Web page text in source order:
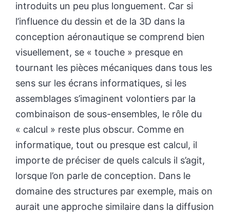
introduits un peu plus longuement. Car si
l’influence du dessin et de la 3D dans la
conception aéronautique se comprend bien
visuellement, se « touche » presque en
tournant les pièces mécaniques dans tous les
sens sur les écrans informatiques, si les
assemblages s’imaginent volontiers par la
combinaison de sous-ensembles, le rôle du
« calcul » reste plus obscur. Comme en
informatique, tout ou presque est calcul, il
importe de préciser de quels calculs il s’agit,
lorsque l’on parle de conception. Dans le
domaine des structures par exemple, mais on
aurait une approche similaire dans la diffusion